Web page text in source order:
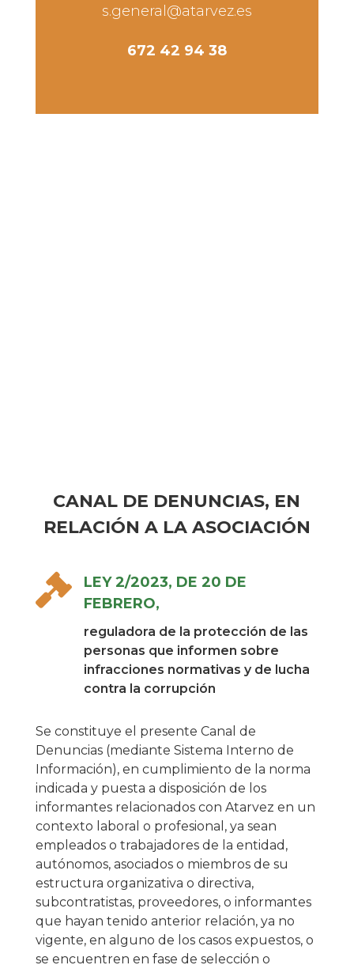
s.general@atarvez.es
672 42 94 38
CANAL DE DENUNCIAS, EN
RELACIÓN A LA ASOCIACIÓN

LEY 2/2023, DE 20 DE
FEBRERO,
reguladora de la protección de las
personas que informen sobre
infracciones normativas y de lucha
contra la corrupción
Se constituye el presente Canal de
Denuncias (mediante Sistema Interno de
Información), en cumplimiento de la norma
indicada y puesta a disposición de los
informantes relacionados con Atarvez en un
contexto laboral o profesional, ya sean
empleados o trabajadores de la entidad,
autónomos, asociados o miembros de su
estructura organizativa o directiva,
subcontratistas, proveedores, o informantes
que hayan tenido anterior relación, ya no
vigente, en alguno de los casos expuestos, o
se encuentren en fase de selección o